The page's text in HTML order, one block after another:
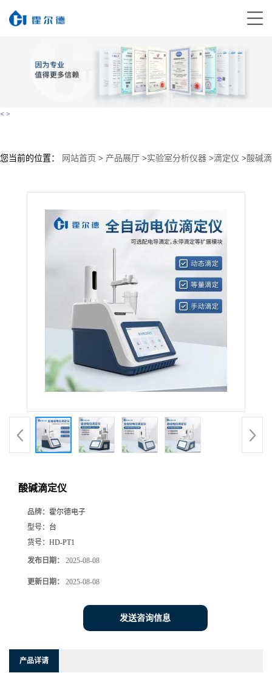
< >
您当前的位置： 网站首页 > 产品展厅 >实验室分析仪器 >滴定仪 >酸碱滴
酸碱滴定仪
品牌： 霍尔德电子
型号： 台
货号： HD-PT1
发布日期： 2025-08-08
更新日期： 2025-08-08
发送咨询信息
产品详请